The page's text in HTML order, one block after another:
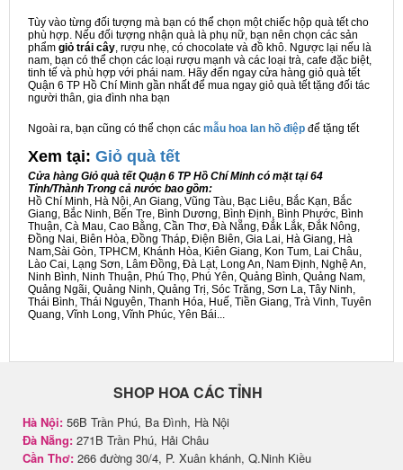
Tùy vào từng đối tượng mà bạn có thể chọn một chiếc hộp quà tết cho
phù hợp. Nếu đối tượng nhận quà là phụ nữ, bạn nên chọn các sản
phẩm giỏ trái cây, rượu nhẹ, có chocolate và đồ khô. Ngược lại nếu là
nam, bạn có thể chọn các loại rượu mạnh và các loại trà, cafe đặc biệt,
tinh tế và phù hợp với phái nam. Hãy đến ngay cửa hàng giỏ quà tết
Quận 6 TP Hồ Chí Minh gần nhất để mua ngay giỏ quà tết tặng đối tác
người thân, gia đình nha bạn
Ngoài ra, bạn cũng có thể chọn các mẫu hoa lan hồ điệp để tặng tết
Xem tại: Giỏ quà tết
Cửa hàng Giỏ quà tết Quận 6 TP Hồ Chí Minh có mặt tại 64
Tỉnh/Thành Trong cả nước bao gồm:
Hồ Chí Minh, Hà Nội, An Giang, Vũng Tàu, Bạc Liêu, Bắc Kạn, Bắc
Giang, Bắc Ninh, Bến Tre, Bình Dương, Bình Định, Bình Phước, Bình
Thuận, Cà Mau, Cao Bằng, Cần Thơ, Đà Nẵng, Đắk Lắk, Đắk Nông,
Đồng Nai, Biên Hòa, Đồng Tháp, Điện Biên, Gia Lai, Hà Giang, Hà
Nam,Sài Gòn, TPHCM, Khánh Hòa, Kiên Giang, Kon Tum, Lai Châu,
Lào Cai, Lạng Sơn, Lâm Đồng, Đà Lạt, Long An, Nam Định, Nghệ An,
Ninh Bình, Ninh Thuận, Phú Thọ, Phú Yên, Quảng Bình, Quảng Nam,
Quảng Ngãi, Quảng Ninh, Quảng Trị, Sóc Trăng, Sơn La, Tây Ninh,
Thái Bình, Thái Nguyên, Thanh Hóa, Huế, Tiền Giang, Trà Vinh, Tuyên
Quang, Vĩnh Long, Vĩnh Phúc, Yên Bái...
SHOP HOA CÁC TỈNH
Hà Nội: 56B Trần Phú, Ba Đình, Hà Nội
Đà Nẵng: 271B Trần Phú, Hải Châu
Cần Thơ: 266 đường 30/4, P. Xuân khánh, Q.Ninh Kiều